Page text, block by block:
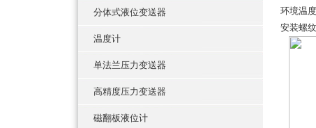
分体式液位变送器
温度计
单法兰压力变送器
高精度压力变送器
磁翻板液位计
环境温
安装螺纹